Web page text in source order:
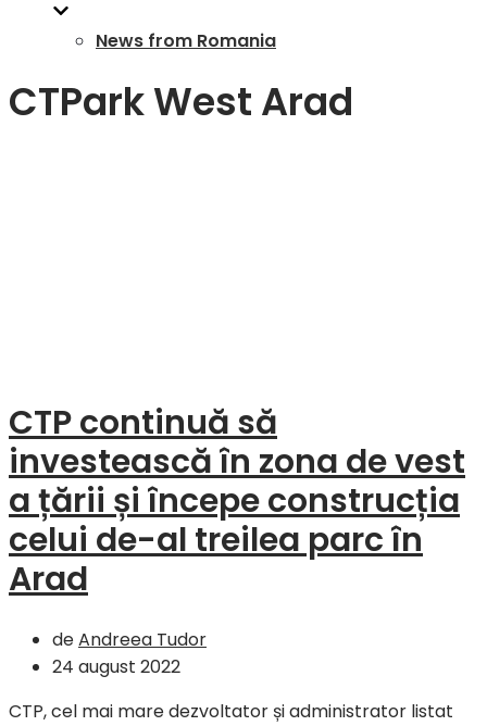
News from Romania
CTPark West Arad
CTP continuă să
investească în zona de vest
a țării și începe construcția
celui de-al treilea parc în
Arad
deAndreea Tudor
24 august 2022
CTP, cel mai mare dezvoltator și administrator listat